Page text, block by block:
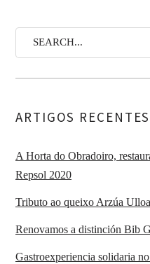
ARTIGOS RECENTES
A Horta do Obradoiro,
Repsol 2020
Tributo ao queixo Arzúa
Renovamos a distinción Bib
Gastroexperiencia solidaria